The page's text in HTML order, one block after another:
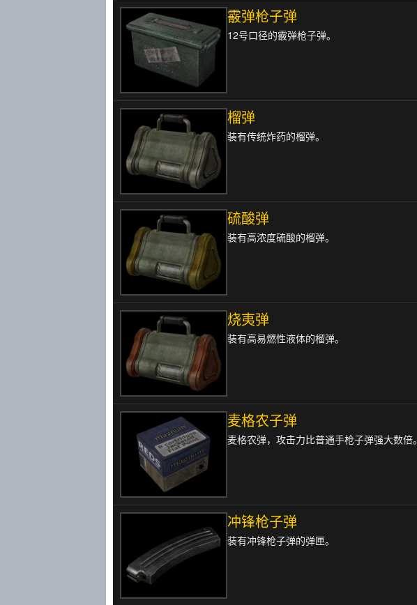
霰弹枪子弹
12号口径的霰弹枪子弹。
榴弹
装有传统炸药的榴弹。
硫酸弹
装有高浓度硫酸的榴弹。
烧夷弹
装有高易燃性液体的榴弹。
麦格农子弹
麦格农弹，攻击力比普通手枪子弹强大数倍。
冲锋枪子弹
装有冲锋枪子弹的弹匣。